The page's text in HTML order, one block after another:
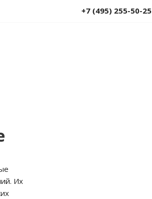
+7 (495) 255-50-25
Их